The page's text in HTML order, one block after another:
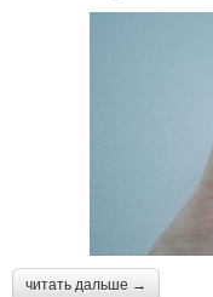
читать дальше →